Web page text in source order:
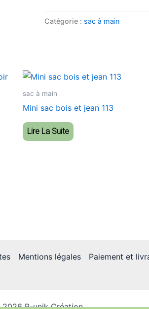
Catégorie : sac à main
sac à main
Mini sac bois et jean 113
Lire La Suite
Mentions légales Paiement et
R-unik Création